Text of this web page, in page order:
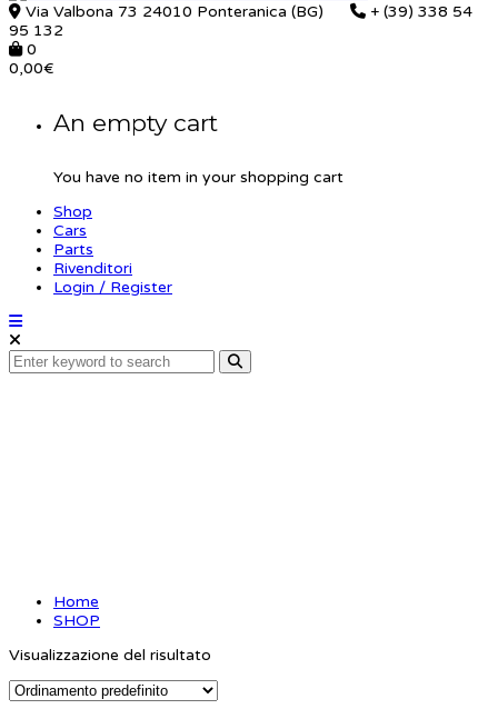
Via Valbona 73 24010 Ponteranica (BG)
+ (39) 338 54
95 132
0
0,00€
An empty cart
You have no item in your shopping cart
Shop
Cars
Parts
Rivenditori
Login / Register
Home
SHOP
Visualizzazione del risultato